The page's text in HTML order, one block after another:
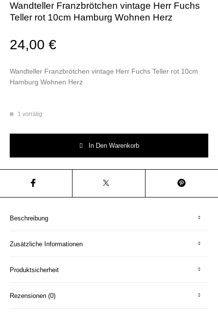
Wandteller Franzbrötchen vintage Herr Fuchs
Teller rot 10cm Hamburg Wohnen Herz
24,00€
Wandteller Franzbrötchen vintage Herr Fuchs Teller rot 10cm
Hamburg Wohnen Herz
1 vorrätig
In Den Warenkorb
Beschreibung
Zusätzliche Informationen
Produktsicherheit
Rezensionen (0)